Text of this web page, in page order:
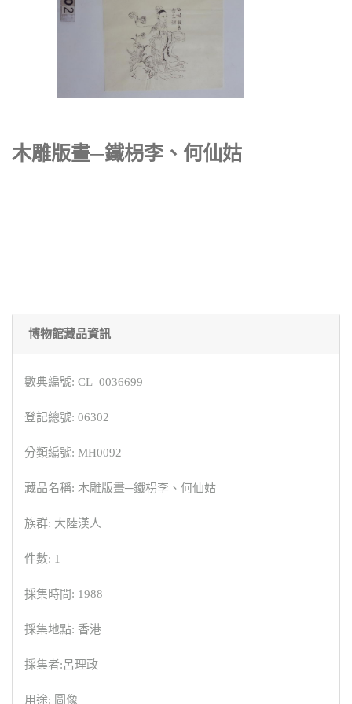
木雕版畫─鐵枴李、何仙姑
博物館藏品資訊
數典編號: CL_0036699
登記總號: 06302
分類編號: MH0092
藏品名稱: 木雕版畫─鐵枴李、何仙姑
族群: 大陸漢人
件數: 1
採集時間: 1988
採集地點: 香港
採集者:呂理政
用途: 圖像